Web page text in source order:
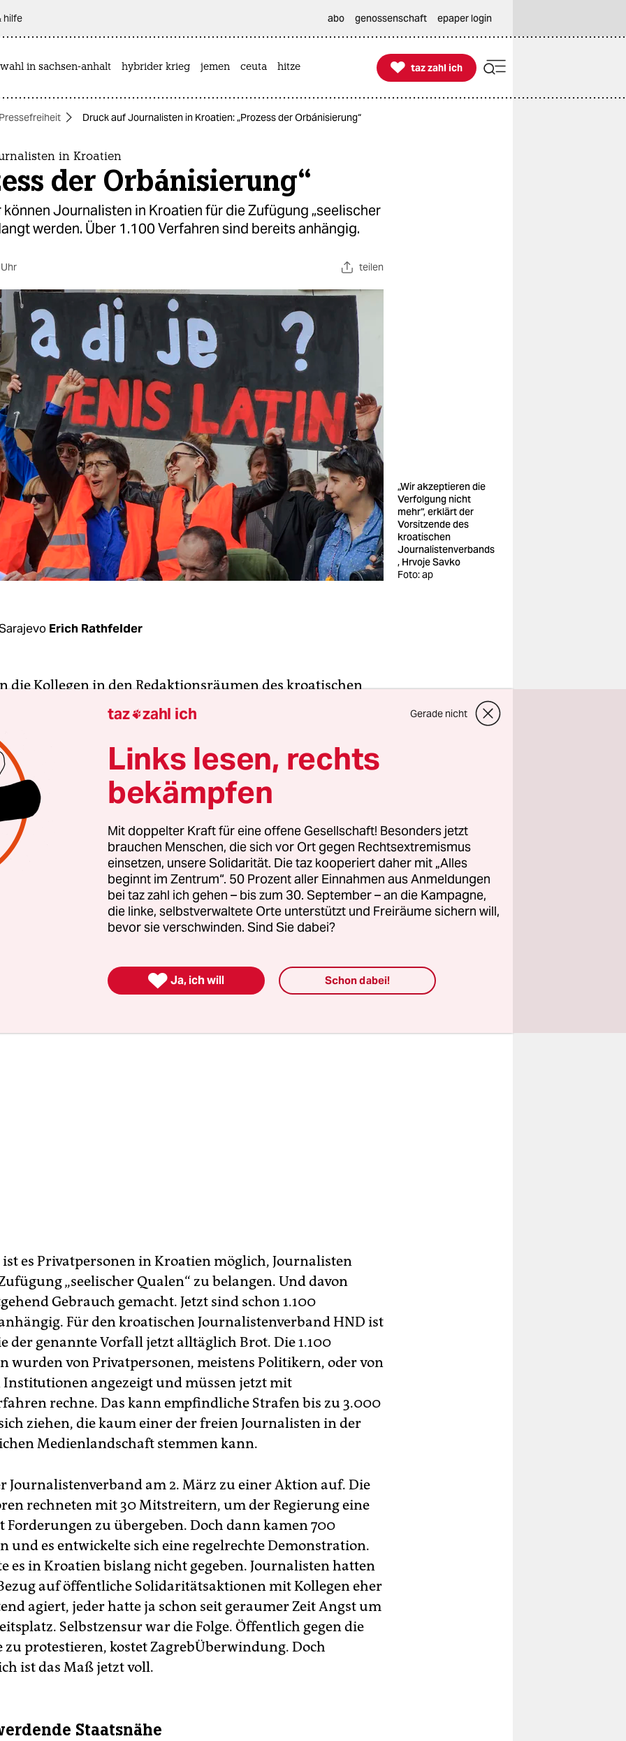
hilfe abo genossenschaft epaper login
in sachsen-anhalt hybrider krieg jemen ceuta hitze 
taz zahl ich
taz zahl ich
Pressefreiheit Druck auf Journalisten in Kroatien: „Prozess der Orbánisierung“
in Kroatien
der Orbánisierung“
Journalisten in Kroatien für die Zufügung „seelischer
werden. Über 1.100 Verfahren sind bereits anhängig.
teilen
„Wir akzeptieren die
Verfolgung nicht
mehr“, erklärt der
Vorsitzende des
kroatischen
Journalistenverbands
, Hrvoje Savko
Foto: ap
Erich Rathfelder
die Kollegen in den Redaktionsräumen des kroatischen
nicht schlecht. Denn sie hatten Besuch von
Polizisten fragten nach der renommierten Journalistin
und forderten sie auf, ihre Adresse preiszugeben. Stein
war ein Artikel über den Gespan Ivo Žinica. Im
Kroatiens entspricht eine Gespanschaft einem
Bundesland. Žinica ist also ein Landeshauptmann.
fühlte er sich durch den kritischen Artikel über ihn
beleidigt. Er verlangte von der Polizei, gegen die
vorzugehen. Für den Verleger Nenad Popović liegt darin
die in dem EU-Staat Kroatien um sich greifen. Eine
könnte ja nur die Justiz veranlassen. Dass ein Politiker
den Rechtsstaat aus.
ist es Privatpersonen in Kroatien möglich, Journalisten
„seelischer Qualen“ zu belangen. Und davon
Gebrauch gemacht. Jetzt sind schon 1.100
Für den kroatischen Journalistenverband HND ist
der genannte Vorfall jetzt alltäglich Brot. Die 1.100
wurden von Privatpersonen, meistens Politikern, oder von
Institutionen angezeigt und müssen jetzt mit
rechne. Das kann empfindliche Strafen bis zu 3.000
ziehen, die kaum einer der freien Journalisten in der
Medienlandschaft stemmen kann.
Journalistenverband am 2. März zu einer Aktion auf. Die
rechneten mit 30 Mitstreitern, um der Regierung eine
Forderungen zu übergeben. Doch dann kamen 700
und es entwickelte sich eine regelrechte Demonstration.
es in Kroatien bislang nicht gegeben. Journalisten hatten
auf öffentliche Solidaritätsaktionen mit Kollegen eher
agiert, jeder hatte ja schon seit geraumer Zeit Angst um
Selbstzensur war die Folge. ­Öffentlich gegen die
zu protestieren, kostet ZagrebÜberwindung. Doch
ist das Maß jetzt voll.
Staatsnähe
taz zahl ich Gerade nicht
Links lesen, rechts
bekämpfen
Mit doppelter Kraft für eine offene Gesellschaft! Besonders jetzt
brauchen Menschen, die sich vor Ort gegen Rechtsextremismus
einsetzen, unsere Solidarität. Die taz kooperiert daher mit „Alles
beginnt im Zentrum“. 50 Prozent aller Einnahmen aus Anmeldungen
bei taz zahl ich gehen – bis zum 30. September – an die Kampagne,
die linke, selbstverwaltete Orte unterstützt und Freiräume sichern will,
bevor sie verschwinden. Sind Sie dabei?
 Ja, ich will Schon dabei!